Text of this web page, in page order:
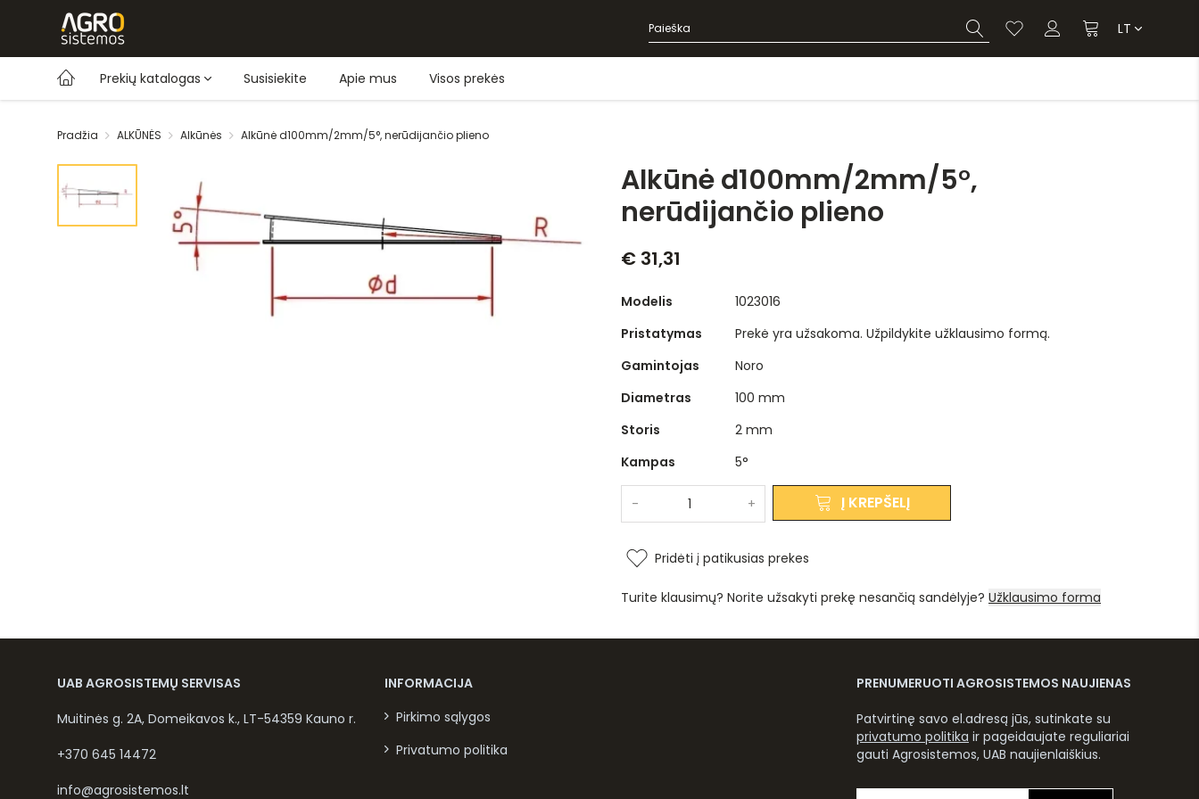
LT
Prekių katalogas Susisiekite Apie mus Visos prekės
Pradžia ALKŪNĖS Alkūnės Alkūnė d100mm/2mm/5°, nerūdijančio plieno
Alkūnė d100mm/2mm/5°,
nerūdijančio plieno
€ 31,31
Modelis
1023016
Pristatymas
Prekė yra užsakoma. Užpildykite užklausimo formą.
Gamintojas
Noro
Diametras
100 mm
Storis
2 mm
Kampas
5°
- + Į KREPŠELĮ
Pridėti į patikusias prekes
Turite klausimų? Norite užsakyti prekę nesančią sandėlyje? Užklausimo forma
UAB AGROSISTEMŲ SERVISAS
Muitinės g. 2A, Domeikavos k., LT-54359 Kauno r.
+370 645 14472
info@agrosistemos.lt
INFORMACIJA
Pirkimo sąlygos
Privatumo politika
PRENUMERUOTI AGROSISTEMOS NAUJIENAS
Patvirtinę savo el.adresą jūs, sutinkate su
privatumo politika ir pageidaujate reguliariai
gauti Agrosistemos, UAB naujienlaiškius.